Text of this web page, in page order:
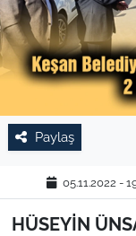
Paylaş
05.11.2022 -
HÜSEYİN
KÜLTÜR
RESMİ İLAN
SPOR
EDİRNE